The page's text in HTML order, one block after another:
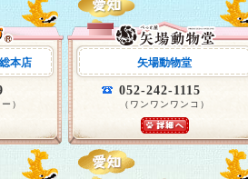
本店
）
矢場動物堂
052-242-1115
（ワンワンワンコ）